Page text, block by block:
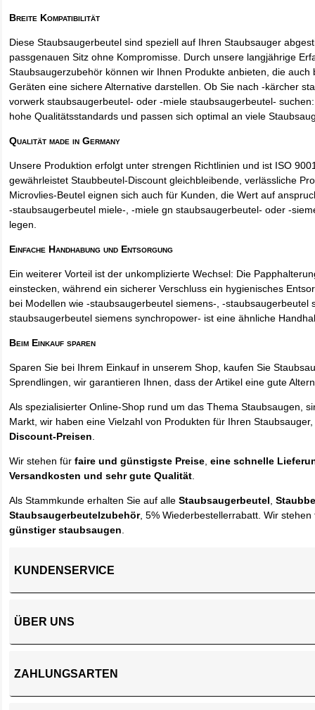
Breite Kompatibilität
Diese Staubsaugerbeutel sind speziell auf Ihren Staubsauger
passgenauen Sitz ohne Kompromisse. Durch unsere langjährige
Staubsaugerzubehör können wir Ihnen Produkte anbieten, die auch
Geräten eine sichere Alternative darstellen. Ob Sie nach -kärcher
vorwerk staubsaugerbeutel- oder -miele staubsaugerbeutel-
hohe Qualitätsstandards und passen sich optimal an viele
Qualität made in Germany
Unsere Produktion erfolgt unter strengen Richtlinien und ist ISO
gewährleistet Staubbeutel-Discount gleichbleibende, verlässliche
Microvlies-Beutel eignen sich auch für Kunden, die Wert auf
-staubsaugerbeutel miele-, -miele gn staubsaugerbeutel- oder -
legen.
Einfache Handhabung und Entsorgung
Ein weiterer Vorteil ist der unkomplizierte Wechsel: Die
einstecken, während ein sicherer Verschluss ein hygienisches
bei Modellen wie -staubsaugerbeutel siemens-, -staubsaugerbeutel
staubsaugerbeutel siemens synchropower- ist eine ähnliche
Beim Einkauf sparen
Sparen Sie bei Ihrem Einkauf in unserem Shop, kaufen Sie
Sprendlingen, wir garantieren Ihnen, dass der Artikel eine gute
Als spezialisierter Online-Shop rund um das Thema Staubsaugen,
Markt, wir haben eine Vielzahl von Produkten für Ihren
Discount-Preisen.
Wir stehen fürfaire und günstigste Preise,eine schnelle
Versandkosten und sehr gute Qualität.
Als Stammkunde erhalten Sie auf alleStaubsaugerbeutel,
Staubsaugerbeutelzubehör, 5% Wiederbestellerrabatt. Wir
günstiger staubsaugen.
KUNDENSERVICE
ÜBER UNS
ZAHLUNGSARTEN